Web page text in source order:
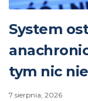
System
tym nic
7 sierpnia, 2026